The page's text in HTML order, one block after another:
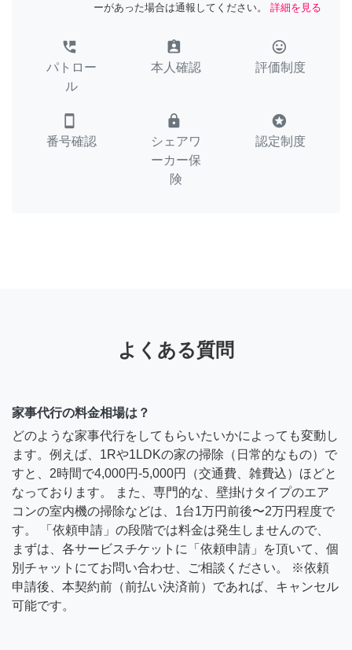
ーがあった場合は通報してください。
詳細を見る
perm_phone_msg
パトロー
ル
assignment_ind
本人確認
tag_faces
評価制度
smartphone
番号確認
lock
シェアワ
ーカー保
険
stars
認定制度
よくある質問
家事代行の料金相場は？
どのような家事代行をしてもらいたいかによっても変動し
ます。例えば、1Rや1LDKの家の掃除（日常的なもの）で
すと、2時間で4,000円-5,000円（交通費、雑費込）ほどと
なっております。 また、専門的な、壁掛けタイプのエア
コンの室内機の掃除などは、1台1万円前後〜2万円程度で
す。 「依頼申請」の段階では料金は発生しませんので、
まずは、各サービスチケットに「依頼申請」を頂いて、個
別チャットにてお問い合わせ、ご相談ください。 ※依頼
申請後、本契約前（前払い決済前）であれば、キャンセル
可能です。